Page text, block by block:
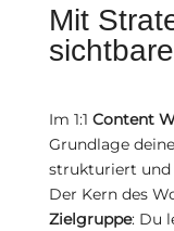
Mit
Im 1:1 Content
Grundlage
strukturiert und
Der Kern des
Zielgruppe: Du